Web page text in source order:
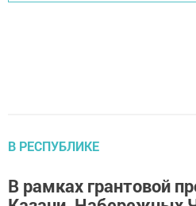
В РЕСПУБЛИКЕ
В рамках грантовой